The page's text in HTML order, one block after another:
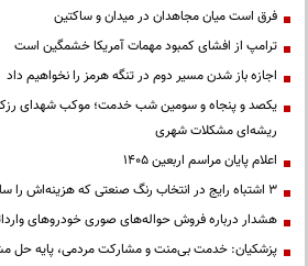
فرق است میان مجاهدان در میدان و ساکتین
ترامپ از افشای کمبود مهمات آمریکا خشمگین است
اجازه باز شدن مسیر دوم در تنگه هرمز را نخواهیم داد
یکصد و پنجاه و سومین شب خدمت؛ موکب شهدای
ریشه‌ای مشکلات شهری
اعلام پایان مراسم اربعین ۱۴۰۵
3 اشتباه رایج در انتخاب رنگ صنعتی که هزینه‌اش را سال‌ها می‌پردازید...
هشدار درباره فروش حواله‌های صوری خودروهای
پزشکیان: خدمت بی‌منت و مشارکت مردمی، پایه حل